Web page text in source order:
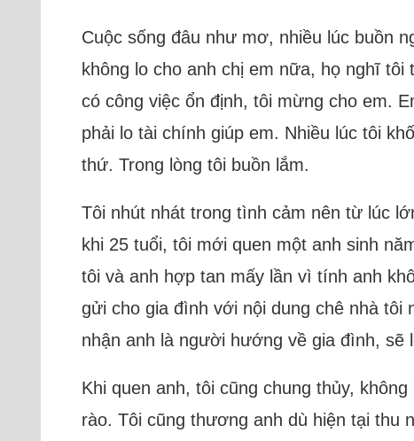
Cuộc sống đâu như mơ, nhiều lúc buồn
không lo cho anh chị em nữa, họ nghĩ
có công việc ổn định, tôi mừng cho em.
phải lo tài chính giúp em. Nhiều lúc tôi
thứ. Trong lòng tôi buồn lắm.
Tôi nhút nhát trong tình cảm nên từ lúc
khi 25 tuổi, tôi mới quen một anh sinh
tôi và anh hợp tan mấy lần vì tính anh
gửi cho gia đình với nội dung chê nhà tôi
nhận anh là người hướng về gia đình, sẽ
Khi quen anh, tôi cũng chung thủy,
rào. Tôi cũng thương anh dù hiện tại thu